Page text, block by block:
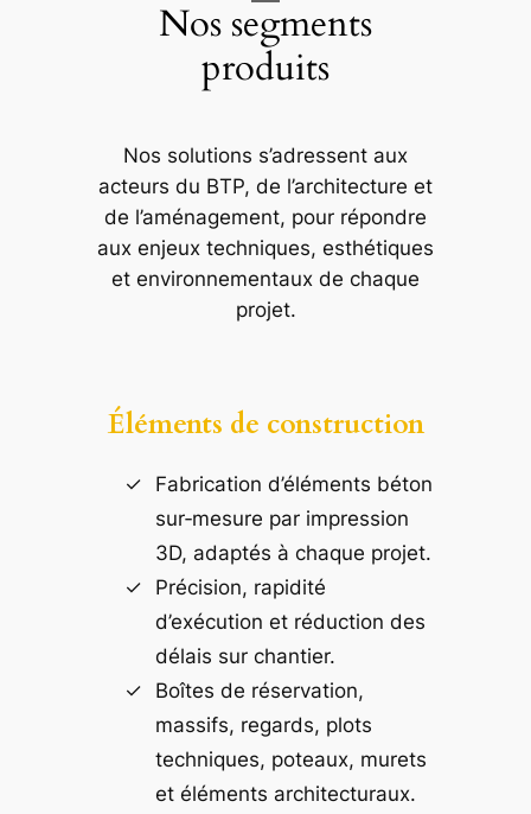
Nos segments
produits
Nos solutions s’adressent aux
acteurs du BTP, de l’architecture et
de l’aménagement, pour répondre
aux enjeux techniques, esthétiques
et environnementaux de chaque
projet.
Éléments de construction
Fabrication d’éléments béton
sur‑mesure par impression
3D, adaptés à chaque projet.
Précision, rapidité
d’exécution et réduction des
délais sur chantier.
Boîtes de réservation,
massifs, regards, plots
techniques, poteaux, murets
et éléments architecturaux.